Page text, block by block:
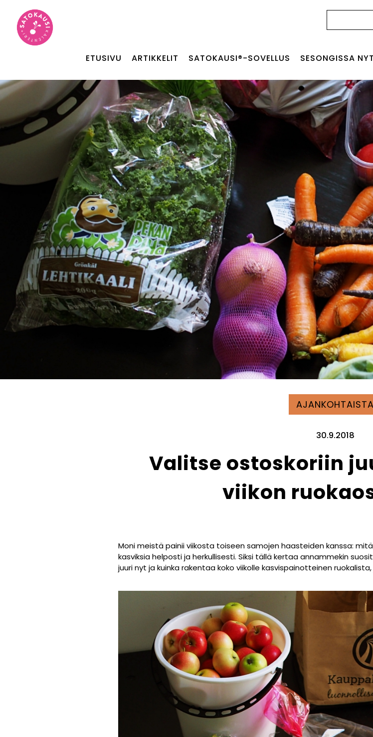
ETUSIVU ARTIKKELIT SATOKAUSI®-SOVELLUS SESONGISSA NYT
AJANKOHTAISTA
30.9.2018
Valitse ostoskoriin
viikon
Moni meistä painii viikosta toiseen samojen haasteiden kanssa:
kasviksia helposti ja herkullisesti. Siksi tällä kertaa annammekin
juuri nyt ja kuinka rakentaa koko viikolle kasvispainotteinen